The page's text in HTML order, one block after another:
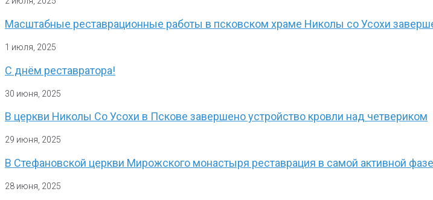
Масштабные реставрационные работы в псковском храме Николы со Усохи
1 июля, 2025
С днём реставратора!
30 июня, 2025
В церкви Николы Со Усохи в Пскове завершено устройство кровли над четвериком
29 июня, 2025
В Стефановской церкви Мирожского монастыря реставрация в самой активной фазе
28 июня, 2025